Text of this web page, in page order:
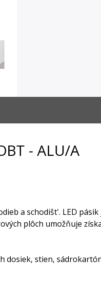
- ALU/A
a schodišt'. LED
plôch umožňuje
stien,